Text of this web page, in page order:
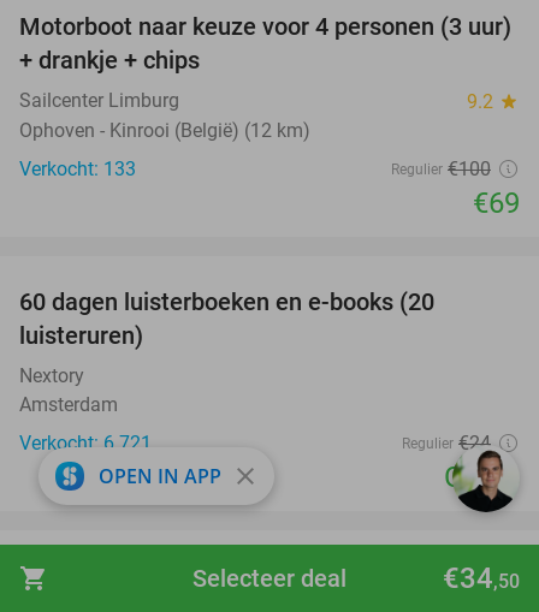
shopping_cart €34,50
Selecteer deal
31%
Motorboot naar keuze voor 4 personen (3 uur)
+ drankje + chips
Sailcenter Limburg 9.2 star
Ophoven - Kinrooi (België) (12 km)
Verkocht: 133
Regulier €100
€69
60 dagen luisterboeken en e-books (20
luisteruren)
Nextory
Amsterdam
Verkocht: 6.721
Regulier €24
Gratis
55%
favorite_border
Overnachting voor 2 + wellness + evt. ontbijt
OPEN IN APP close